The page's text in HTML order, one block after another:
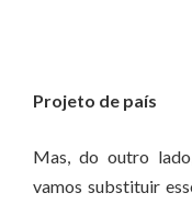
Projeto de país
Mas, do outro
vamos substituir